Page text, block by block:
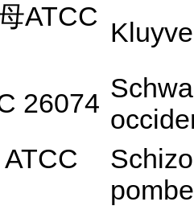
ATCC
26074
pombe